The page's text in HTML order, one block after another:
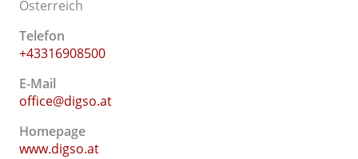
Österreich
Telefon
+43316908500
E-Mail
office@digso.at
Homepage
www.digso.at